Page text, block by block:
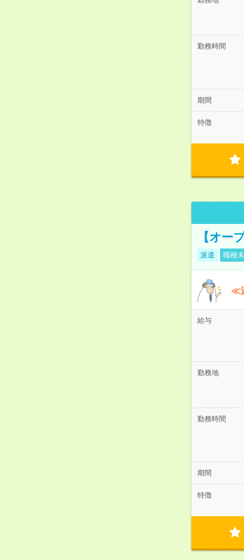
勤務時間
期間
特徴
【オー
派遣 職種
≪
給与
勤務地
勤務時間
期間
特徴